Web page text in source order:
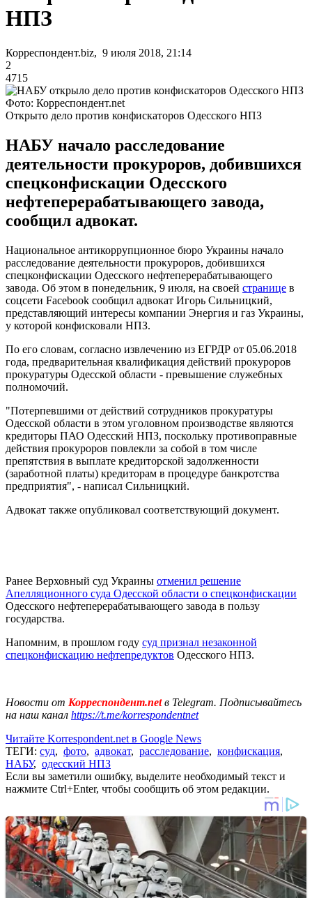
НПЗ
Корреспондент.biz, 9 июля 2018, 21:14
2
4715
Фото: Корреспондент.net
Открыто дело против конфискаторов Одесского НПЗ
НАБУ начало расследование
деятельности прокуроров, добившихся
спецконфискации Одесского
нефтеперерабатывающего завода,
сообщил адвокат.
Национальное антикоррупционное бюро Украины начало
расследование деятельности прокуроров, добившихся
спецконфискации Одесского нефтеперерабатывающего
завода. Об этом в понедельник, 9 июля, на своей странице в
соцсети Facebook сообщил адвокат Игорь Сильницкий,
представляющий интересы компании Энергия и газ Украины,
у которой конфисковали НПЗ.
По его словам, согласно извлечению из ЕГРДР от 05.06.2018
года, предварительная квалификация действий прокуроров
прокуратуры Одесской области - превышение служебных
полномочий.
"Потерпевшими от действий сотрудников прокуратуры
Одесской области в этом уголовном производстве являются
кредиторы ПАО Одесский НПЗ, поскольку противоправные
действия прокуроров повлекли за собой в том числе
препятствия в выплате кредиторской задолженности
(заработной платы) кредиторам в процедуре банкротства
предприятия", - написал Сильницкий.
Адвокат также опубликовал соответствующий документ.
Ранее Верховный суд Украины отменил решение
Апелляционного суда Одесской области о спецконфискации
Одесского нефтеперерабатывающего завода в пользу
государства.
Напомним, в прошлом году суд признал незаконной
спецконфискацию нефтепредуктов Одесского НПЗ.
Новости от Корреспондент.netв Telegram. Подписывайтесь
на наш канал https://t.me/korrespondentnet
Читайте Korrespondent.net в Google News
ТЕГИ: суд, фото, адвокат, расследование, конфискация,
НАБУ, одесский НПЗ
Если вы заметили ошибку, выделите необходимый текст и
нажмите Ctrl+Enter, чтобы сообщить об этом редакции.